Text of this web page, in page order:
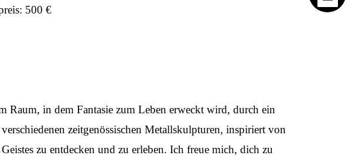
500 €
Raum, in dem Fantasie zum Leben erweckt wird, durch ein
zeitgenössischen Metallskulpturen, inspiriert von
zu entdecken und zu erleben. Ich freue mich, dich zu